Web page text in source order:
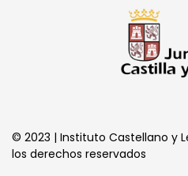
© 2023 | Instituto Castellano y
los derechos reservados